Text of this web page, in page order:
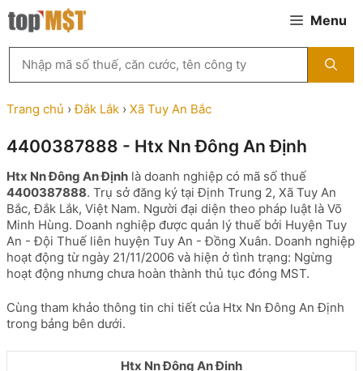
Chuyển
đến
Menu
kiếm
MST
theo
tên
ty,
đại
diện
hoặc
mã
số
thuế
...
Trang chủ ›Đắk Lắk › Xã Tuy An Bắc
4400387888 - Htx Nn Đông An Định
Htx Nn Đông An Định là doanh nghiệp có mã số thuế
4400387888. Trụ sở đăng ký tại Định Trung 2, Xã Tuy An
Bắc, Đắk Lắk, Việt Nam. Người đại diện theo pháp luật là Võ
Minh Hùng. Doanh nghiệp được quản lý thuế bởi Huyện Tuy
An - Đội Thuế liên huyện Tuy An - Đồng Xuân. Doanh nghiệp
hoạt động từ ngày 21/11/2006 và hiện ở tình trạng: Ngừng
hoạt động nhưng chưa hoàn thành thủ tục đóng MST.
Cùng tham khảo thông tin chi tiết của Htx Nn Đông An Định
trong bảng bên dưới.
Htx Nn Đông An Định